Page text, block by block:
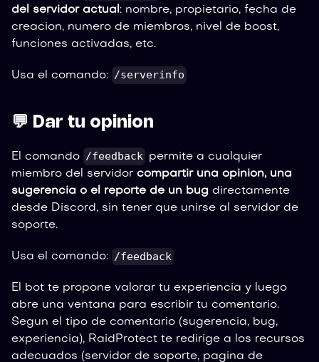
del servidor actual: nombre, propietario, fecha de
creacion, numero de miembros, nivel de boost,
funciones activadas, etc.
Usa el comando: /serverinfo
💬 Dar tu opinion
El comando /feedback permite a cualquier
miembro del servidor compartir una opinion, una
sugerencia o el reporte de un bug directamente
desde Discord, sin tener que unirse al servidor de
soporte.
Usa el comando: /feedback
El bot te propone valorar tu experiencia y luego
abre una ventana para escribir tu comentario.
Segun el tipo de comentario (sugerencia, bug,
experiencia), RaidProtect te redirige a los recursos
adecuados (servidor de soporte, pagina de